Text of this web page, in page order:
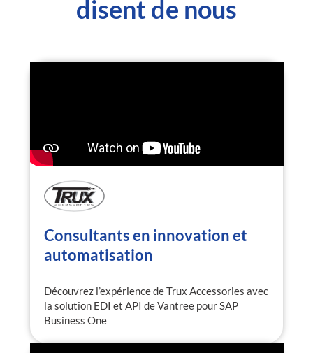
disent de nous
Consultants en innovation et
automatisation
Découvrez l’expérience de Trux Accessories avec
la solution EDI et API de Vantree pour SAP
Business One